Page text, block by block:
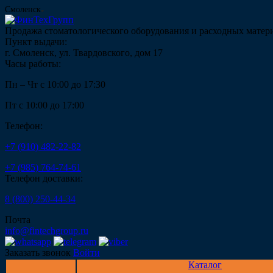
Смоленск
Продажа стоматологического оборудования и расходных
Пункт выдачи:
г. Смоленск, ул. Твардовского, дом 17
Часы работы:
Пн – Чт с 10:00 до 17:30
Пт с 10:00 до 17:00
Телефон:
+7 (910) 482-22-82
+7 (985) 764-74-61
Телефон доставки:
8 (800) 250-44-34
Почта
info@fintechgroup.ru
Заказать звонок Войти
Каталог